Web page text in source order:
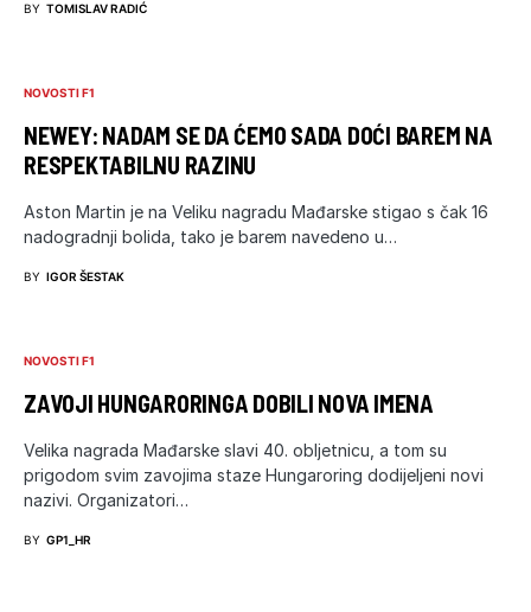
BY TOMISLAV RADIĆ
NOVOSTI F1
NEWEY: NADAM SE DA ĆEMO SADA DOĆI BAREM NA
RESPEKTABILNU RAZINU
Aston Martin je na Veliku nagradu Mađarske stigao s čak 16
nadogradnji bolida, tako je barem navedeno u…
BY IGOR ŠESTAK
NOVOSTI F1
ZAVOJI HUNGARORINGA DOBILI NOVA IMENA
Velika nagrada Mađarske slavi 40. obljetnicu, a tom su
prigodom svim zavojima staze Hungaroring dodijeljeni novi
nazivi. Organizatori…
BY GP1_HR